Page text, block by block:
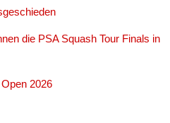
die PSA Squash Tour Finals in
2026